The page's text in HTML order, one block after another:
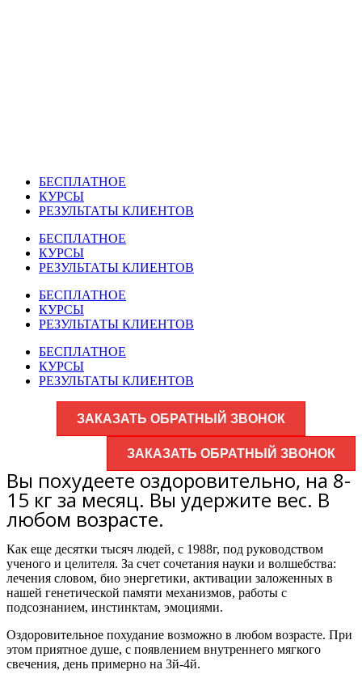
БЕСПЛАТНОЕ
КУРСЫ
РЕЗУЛЬТАТЫ КЛИЕНТОВ
БЕСПЛАТНОЕ
КУРСЫ
РЕЗУЛЬТАТЫ КЛИЕНТОВ
БЕСПЛАТНОЕ
КУРСЫ
РЕЗУЛЬТАТЫ КЛИЕНТОВ
БЕСПЛАТНОЕ
КУРСЫ
РЕЗУЛЬТАТЫ КЛИЕНТОВ
ЗАКАЗАТЬ ОБРАТНЫЙ ЗВОНОК
ЗАКАЗАТЬ ОБРАТНЫЙ ЗВОНОК
Вы похудеете оздоровительно, на 8-
15 кг за месяц. Вы удержите вес. В
любом возрасте.
Как еще десятки тысяч людей, с 1988г, под руководством
ученого и целителя. За счет сочетания науки и волшебства:
лечения словом, био энергетики, активации заложенных в
нашей генетической памяти механизмов, работы с
подсознанием, инстинктам, эмоциями.
Оздоровительное похудание возможно в любом возрасте. При
этом приятное душе, с появлением внутреннего мягкого
свечения, день примерно на 3й-4й.